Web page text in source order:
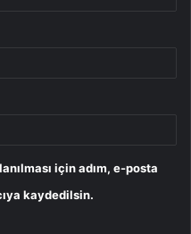
için adım, e-posta
kaydedilsin.